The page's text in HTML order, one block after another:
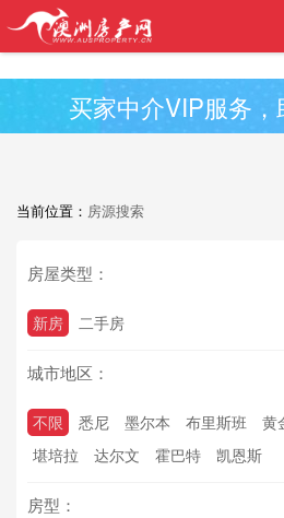
买家中介VIP服务
当前位置： 房源搜索
房屋类型：
新房 二手房
城市地区：
不限 悉尼 墨尔本 布里斯班 黄
堪培拉
达尔文 霍巴特 凯恩斯
房型：